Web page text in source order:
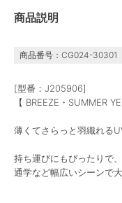
商品説明
商品番号：CG024-30301
[型番：J205906]
【 BREEZE・SUMMER
薄くてさらっと羽織れる
持ち運びにもぴったりで
通学など幅広いシーンで